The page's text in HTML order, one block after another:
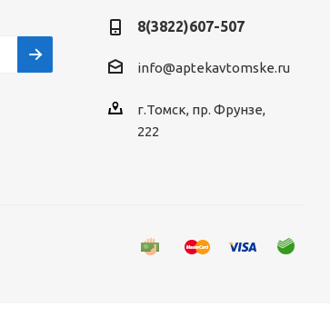
8(3822)607-507
info@aptekavtomske.ru
г.Томск, пр. Фрунзе,
222